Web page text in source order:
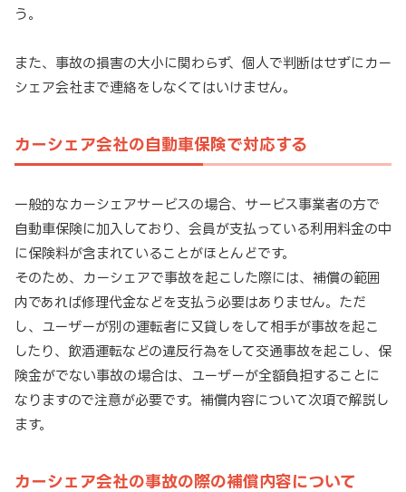
う。
また、事故の損害の大小に関わらず、個人で判断はせずにカー
シェア会社まで連絡をしなくてはいけません。
カーシェア会社の自動車保険で対応する
一般的なカーシェアサービスの場合、サービス事業者の方で
自動車保険に加入しており、会員が支払っている利用料金の中
に保険料が含まれていることがほとんどです。
そのため、カーシェアで事故を起こした際には、補償の範囲
内であれば修理代金などを支払う必要はありません。ただ
し、ユーザーが別の運転者に又貸しをして相手が事故を起こ
したり、飲酒運転などの違反行為をして交通事故を起こし、保
険金がでない事故の場合は、ユーザーが全額負担することに
なりますので注意が必要です。補償内容について次項で解説し
ます。
カーシェア会社の事故の際の補償内容について